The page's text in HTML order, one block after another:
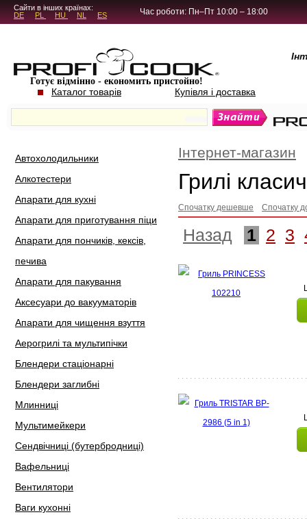
5.4.45Сайти в інших країнах:
DE
PL HU NL ES Час роботи: Пн–Пт 10:00 – 18:00
Готує відмінно - економить пристойно!
Каталог товарів Купівля і доставка
Автохолодильники
Алкотестери
Апарати для кухні
Апарати для приготування піци
Апарати для пончиків, кексів,
печива
Апарати для пакування
Аксесуари до вакууматорів
Апарати для чищення взуття
Аерогрилі та мультипічки
Блендери стаціонарні
Блендери заглибні
Млинниці
Мультимейкери
Сендвічниці (бутербродниці)
Вафельниці
Вентилятори
Ваги кухонні
Інтернет-магазин
Грилі
Спочатку дешевше Спочатку
Назад 1 2 3